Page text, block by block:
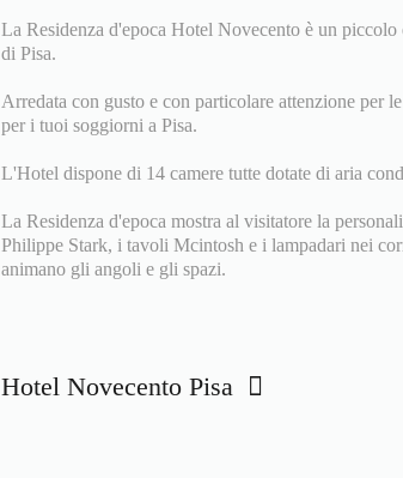
La Residenza d'epoca Hotel Novecento è un
di Pisa.
Arredata con gusto e con particolare attenzione per
per i tuoi soggiorni a Pisa.
L'Hotel dispone di 14 camere tutte dotate di aria
La Residenza d'epoca mostra al visitatore la
Philippe Stark, i tavoli Mcintosh e i lampadari nei
animano gli angoli e gli spazi.
Hotel Novecento Pisa